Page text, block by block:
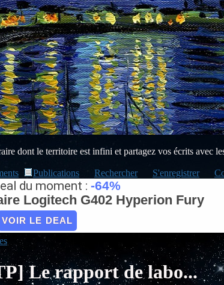
dont le territoire est infini et partagez vos écrits avec
Publications Rechercher S'enregistrer
du moment : -64%
Logitech G402 Hyperion Fury
VOIR LE DEAL
Le rapport de labo...